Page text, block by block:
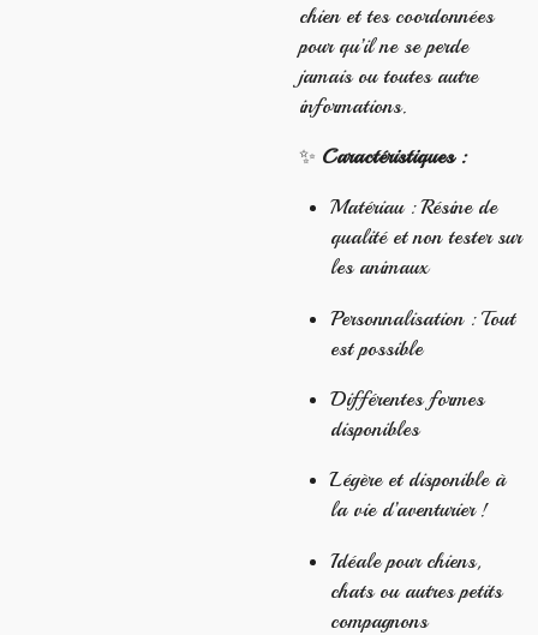
chien et tes coordonnées
pour qu’il ne se perde
jamais ou toutes autre
informations.
✨ Caractéristiques :
Matériau : Résine de
qualité et non tester sur
les animaux
Personnalisation : Tout
est possible
Différentes formes
disponibles
Légère et disponible à
la vie d’aventurier !
Idéale pour chiens,
chats ou autres petits
compagnons